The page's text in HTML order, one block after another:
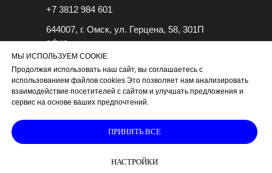
ИП Долганёва Анна Юрьевна
644007, г. Омск, ул. Герцена, 58, 301П
офис
+7 3812 984 601
Пользовательское соглашение
МЫ ИСПОЛЬЗУЕМ COOKIE
Продолжая использовать наш сайт, вы соглашаетесь с
использованием файлов cookies Это позволяет нам анализировать
взаимодействие посетителей с сайтом и улучшать предложения и
сервис на основе ваших предпочтений.
ПРИНЯТЬ ВСЕ
НАСТРОЙКИ